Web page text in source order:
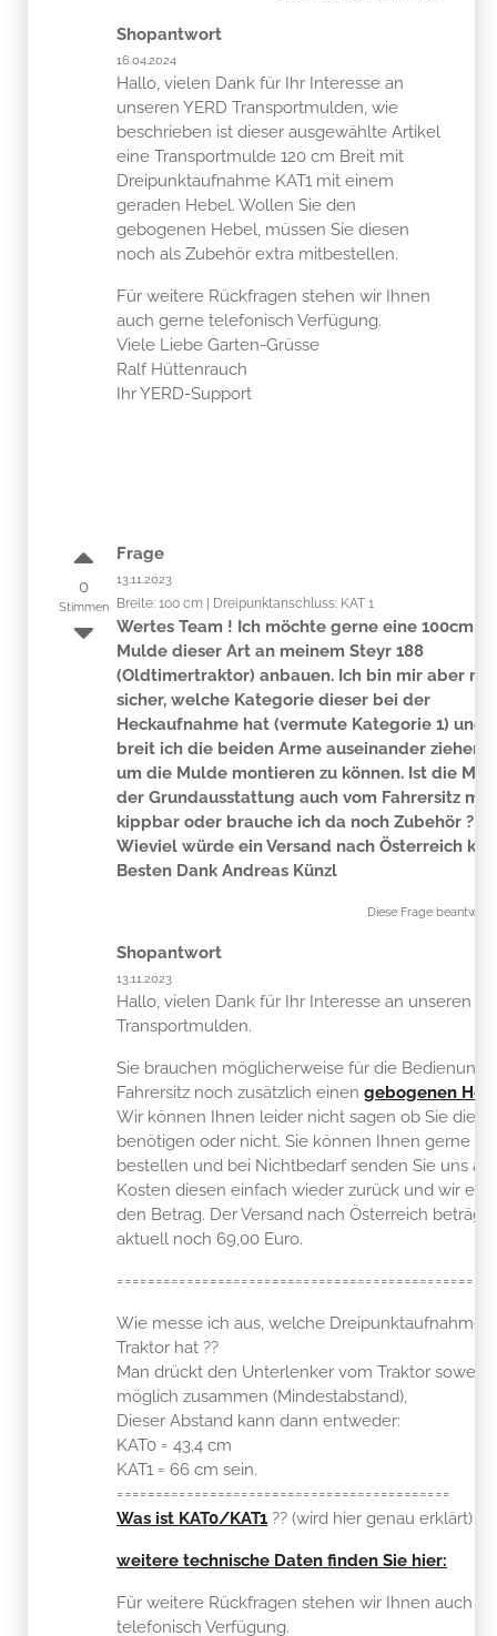
Shopantwort
16.04.2024
Hallo, vielen Dank für Ihr Interesse an
unseren YERD Transportmulden, wie
beschrieben ist dieser ausgewählte Artikel
eine Transportmulde 120 cm Breit mit
Dreipunktaufnahme KAT1 mit einem
geraden Hebel. Wollen Sie den
gebogenen Hebel, müssen Sie diesen
noch als Zubehör extra mitbestellen.
Für weitere Rückfragen stehen wir Ihnen
auch gerne telefonisch Verfügung.
Viele Liebe Garten-Grüsse
Ralf Hüttenrauch
Ihr YERD-Support
0
Stimmen
Frage
13.11.2023
Breite: 100 cm | Dreipunktanschluss: KAT 1
Wertes Team ! Ich möchte gerne eine 100cm
Mulde dieser Art an meinem Steyr 188
(Oldtimertraktor) anbauen. Ich bin mir aber
sicher, welche Kategorie dieser bei der
Heckaufnahme hat (vermute Kategorie 1) und
breit ich die beiden Arme auseinander ziehen
um die Mulde montieren zu können. Ist die
der Grundausstattung auch vom Fahrersitz
kippbar oder brauche ich da noch Zubehör ?
Wieviel würde ein Versand nach Österreich
Besten Dank Andreas Künzl
Diese Frage
Shopantwort
13.11.2023
Hallo, vielen Dank für Ihr Interesse an unseren
Transportmulden.
Sie brauchen möglicherweise für die Bedienung
Fahrersitz noch zusätzlich einen gebogenen
Wir können Ihnen leider nicht sagen ob Sie
benötigen oder nicht. Sie können Ihnen gerne
bestellen und bei Nichtbedarf senden Sie uns
Kosten diesen einfach wieder zurück und wir
den Betrag. Der Versand nach Österreich beträgt
aktuell noch 69,00 Euro.
Wie messe ich aus, welche Dreipunktaufnahme
Traktor hat ??
Man drückt den Unterlenker vom Traktor soweit
möglich zusammen (Mindestabstand),
Dieser Abstand kann dann entweder:
KAT0 = 43,4 cm
KAT1 = 66 cm sein.
===========================================
Was ist KAT0/KAT1 ?? (wird hier genau erklärt)
weitere technische Daten finden Sie hier:
Für weitere Rückfragen stehen wir Ihnen auch
telefonisch Verfügung.